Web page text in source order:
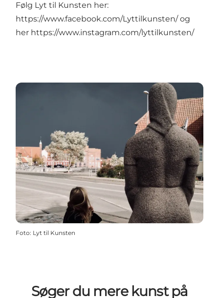
Følg ​Lyt til Kunsten her: ​
https://www.facebook.com/Lyttilkunsten/og
her https://www.instagram.com/lyttilkunsten/
Foto: Lyt til Kunsten
Søger du mere kunst på